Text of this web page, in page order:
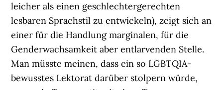
leicher als einen geschlechtergerechten
lesbaren Sprachstil zu entwickeln), zeigt sich an
einer für die Handlung marginalen, für die
Genderwachsamkeit aber entlarvenden Stelle.
Man müsste meinen, dass ein so LGBTQIA-
bewusstes Lektorat darüber stolpern würde,